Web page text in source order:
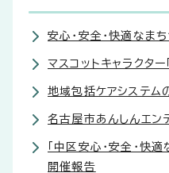
安心・安全・快適なま
マスコットキャラクタ
地域包括ケアシステム
名古屋市あんしんエン
「中区安心・安全・快
開催報告